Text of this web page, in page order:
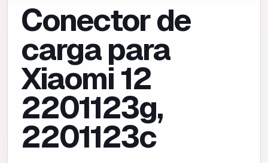
Conector de
carga para
Xiaomi 12
2201123g,
2201123c